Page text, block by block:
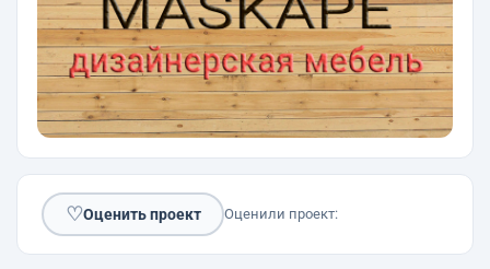
♡Оценить проект Оценили проект: